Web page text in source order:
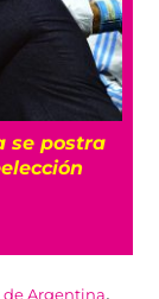
se postra
de Argentina,